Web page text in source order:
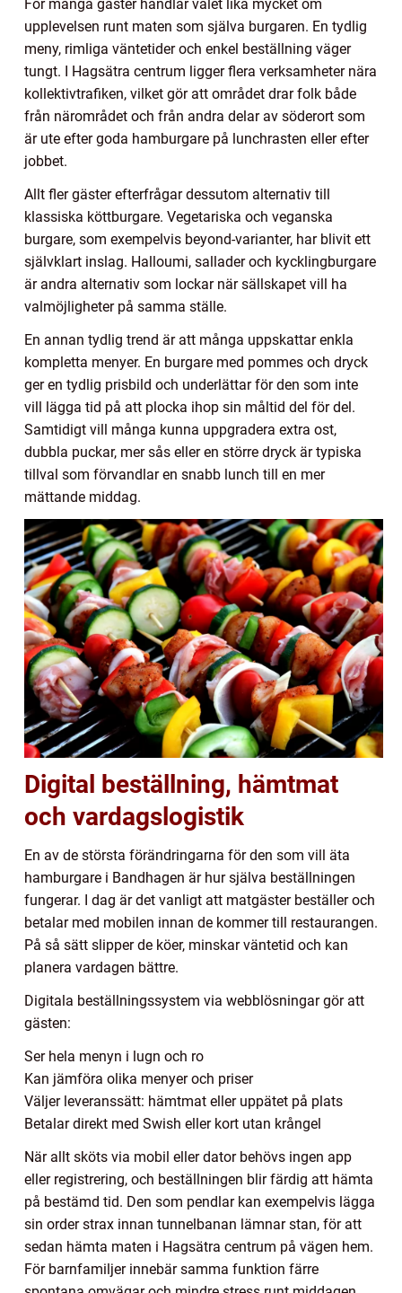
För många gäster handlar valet lika mycket om
upplevelsen runt maten som själva burgaren. En tydlig
meny, rimliga väntetider och enkel beställning väger
tungt. I Hagsätra centrum ligger flera verksamheter nära
kollektivtrafiken, vilket gör att området drar folk både
från närområdet och från andra delar av söderort som
är ute efter goda hamburgare på lunchrasten eller efter
jobbet.
Allt fler gäster efterfrågar dessutom alternativ till
klassiska köttburgare. Vegetariska och veganska
burgare, som exempelvis beyond-varianter, har blivit ett
självklart inslag. Halloumi, sallader och kycklingburgare
är andra alternativ som lockar när sällskapet vill ha
valmöjligheter på samma ställe.
En annan tydlig trend är att många uppskattar enkla
kompletta menyer. En burgare med pommes och dryck
ger en tydlig prisbild och underlättar för den som inte
vill lägga tid på att plocka ihop sin måltid del för del.
Samtidigt vill många kunna uppgradera extra ost,
dubbla puckar, mer sås eller en större dryck är typiska
tillval som förvandlar en snabb lunch till en mer
mättande middag.
Digital beställning, hämtmat
och vardagslogistik
En av de största förändringarna för den som vill äta
hamburgare i Bandhagen är hur själva beställningen
fungerar. I dag är det vanligt att matgäster beställer och
betalar med mobilen innan de kommer till restaurangen.
På så sätt slipper de köer, minskar väntetid och kan
planera vardagen bättre.
Digitala beställningssystem via webblösningar gör att
gästen:
Ser hela menyn i lugn och ro
Kan jämföra olika menyer och priser
Väljer leveranssätt: hämtmat eller uppätet på plats
Betalar direkt med Swish eller kort utan krångel
När allt sköts via mobil eller dator behövs ingen app
eller registrering, och beställningen blir färdig att hämta
på bestämd tid. Den som pendlar kan exempelvis lägga
sin order strax innan tunnelbanan lämnar stan, för att
sedan hämta maten i Hagsätra centrum på vägen hem.
För barnfamiljer innebär samma funktion färre